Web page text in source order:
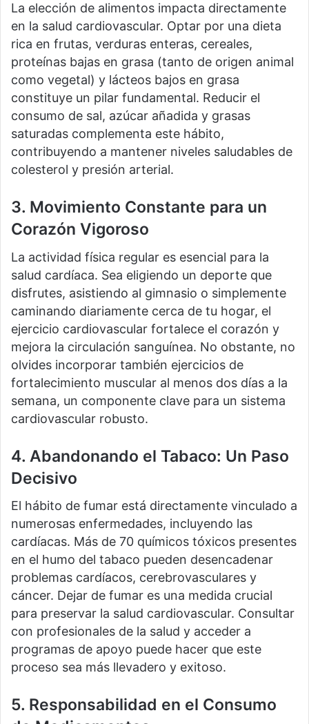
La elección de alimentos impacta directamente
en la salud cardiovascular. Optar por una dieta
rica en frutas, verduras enteras, cereales,
proteínas bajas en grasa (tanto de origen animal
como vegetal) y lácteos bajos en grasa
constituye un pilar fundamental. Reducir el
consumo de sal, azúcar añadida y grasas
saturadas complementa este hábito,
contribuyendo a mantener niveles saludables de
colesterol y presión arterial.
3. Movimiento Constante para un
Corazón Vigoroso
La actividad física regular es esencial para la
salud cardíaca. Sea eligiendo un deporte que
disfrutes, asistiendo al gimnasio o simplemente
caminando diariamente cerca de tu hogar, el
ejercicio cardiovascular fortalece el corazón y
mejora la circulación sanguínea. No obstante, no
olvides incorporar también ejercicios de
fortalecimiento muscular al menos dos días a la
semana, un componente clave para un sistema
cardiovascular robusto.
4. Abandonando el Tabaco: Un Paso
Decisivo
El hábito de fumar está directamente vinculado a
numerosas enfermedades, incluyendo las
cardíacas. Más de 70 químicos tóxicos presentes
en el humo del tabaco pueden desencadenar
problemas cardíacos, cerebrovasculares y
cáncer. Dejar de fumar es una medida crucial
para preservar la salud cardiovascular. Consultar
con profesionales de la salud y acceder a
programas de apoyo puede hacer que este
proceso sea más llevadero y exitoso.
5. Responsabilidad en el Consumo